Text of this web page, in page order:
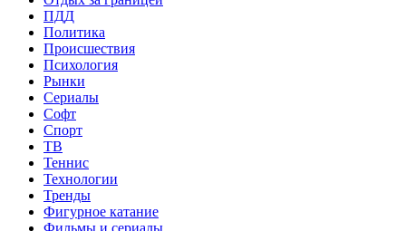
ПДД
Политика
Происшествия
Психология
Рынки
Сериалы
Софт
Спорт
ТВ
Теннис
Технологии
Тренды
Фигурное катание
Фильмы и сериалы